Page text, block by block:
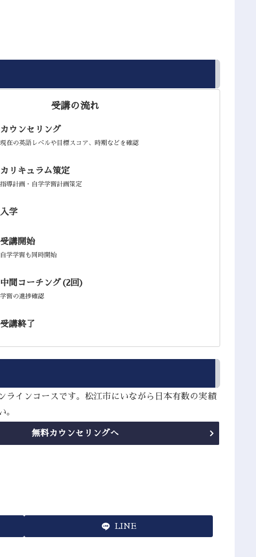
受講の流れ
カウンセリング
現在の英語レベルや目標スコア、時期などを確認
カリキュラム策定
指導計画・自学学習計画策定
入学
受講開始
自学学習も同時開始
中間コーチング(2回)
学習の進捗確認
受講終了
インコースです。松江市にいながら日本有数の実績
。
無料カウンセリングへ
LINE